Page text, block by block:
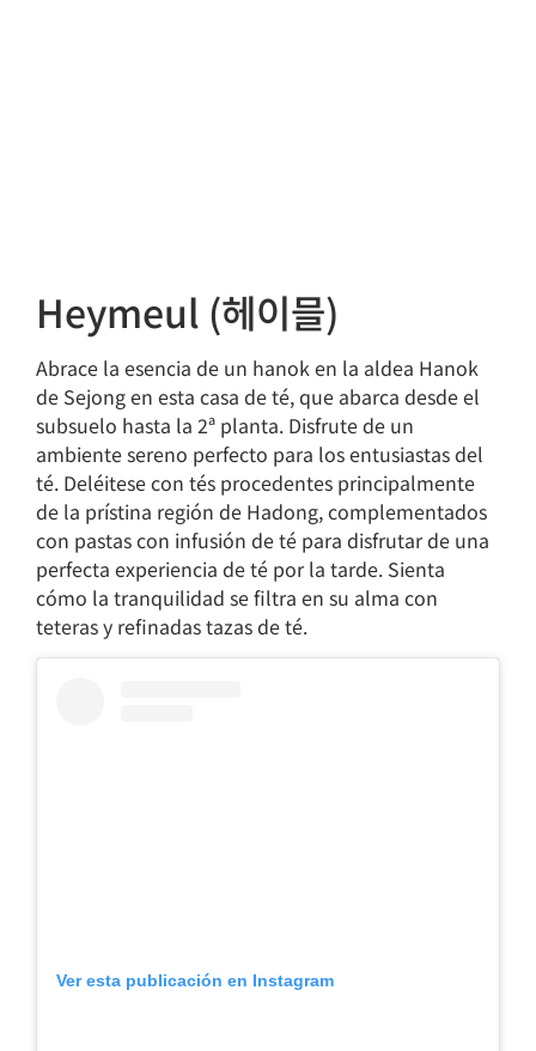
Heymeul (헤이믈)
Abrace la esencia de un hanok en la aldea Hanok
de Sejong en esta casa de té, que abarca desde el
subsuelo hasta la 2ª planta. Disfrute de un
ambiente sereno perfecto para los entusiastas del
té. Deléitese con tés procedentes principalmente
de la prístina región de Hadong, complementados
con pastas con infusión de té para disfrutar de una
perfecta experiencia de té por la tarde. Sienta
cómo la tranquilidad se filtra en su alma con
teteras y refinadas tazas de té.
Ver esta publicación en Instagram